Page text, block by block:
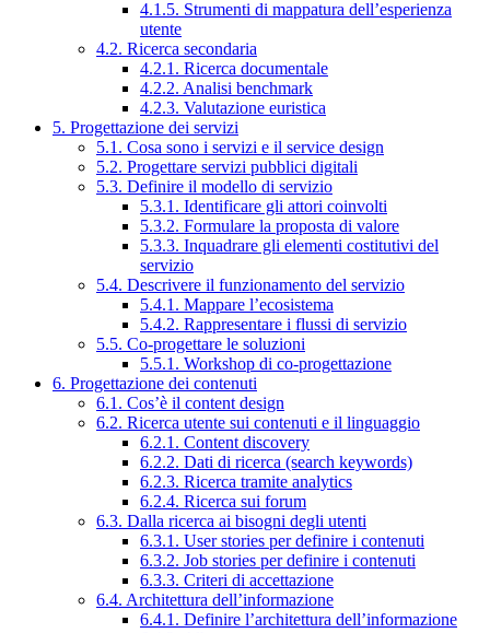
4.1.5. Strumenti di mappatura dell’esperienza
utente
4.2. Ricerca secondaria
4.2.1. Ricerca documentale
4.2.2. Analisi benchmark
4.2.3. Valutazione euristica
5. Progettazione dei servizi
5.1. Cosa sono i servizi e il service design
5.2. Progettare servizi pubblici digitali
5.3. Definire il modello di servizio
5.3.1. Identificare gli attori coinvolti
5.3.2. Formulare la proposta di valore
5.3.3. Inquadrare gli elementi costitutivi del
servizio
5.4. Descrivere il funzionamento del servizio
5.4.1. Mappare l’ecosistema
5.4.2. Rappresentare i flussi di servizio
5.5. Co-progettare le soluzioni
5.5.1. Workshop di co-progettazione
6. Progettazione dei contenuti
6.1. Cos’è il content design
6.2. Ricerca utente sui contenuti e il linguaggio
6.2.1. Content discovery
6.2.2. Dati di ricerca (search keywords)
6.2.3. Ricerca tramite analytics
6.2.4. Ricerca sui forum
6.3. Dalla ricerca ai bisogni degli utenti
6.3.1. User stories per definire i contenuti
6.3.2. Job stories per definire i contenuti
6.3.3. Criteri di accettazione
6.4. Architettura dell’informazione
6.4.1. Definire l’architettura dell’informazione